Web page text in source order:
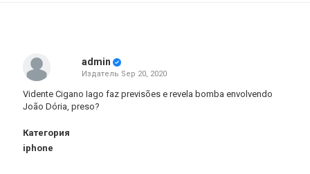
admin
Издатель Sep 20, 2020
Vidente Cigano Iago faz previsões e revela bomba envolvendo
João Dória, preso?
Категория
iphone